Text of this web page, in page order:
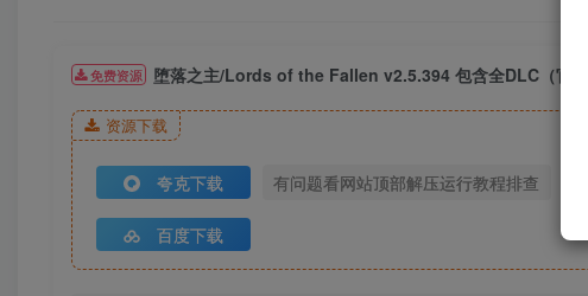
免费资源 堕落之主/Lords of the Fallen v2.5.394 包含全DLC（官中
资源下载
夸克下载 有问题看网站顶部解压运行教程排查
百度下载